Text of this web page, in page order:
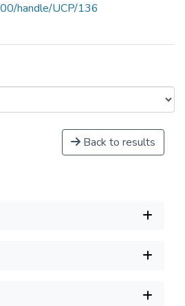
handle/UCP/136
Back to results